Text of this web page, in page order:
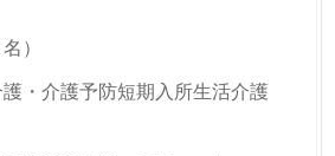
）
・介護予防短期入所生活介護